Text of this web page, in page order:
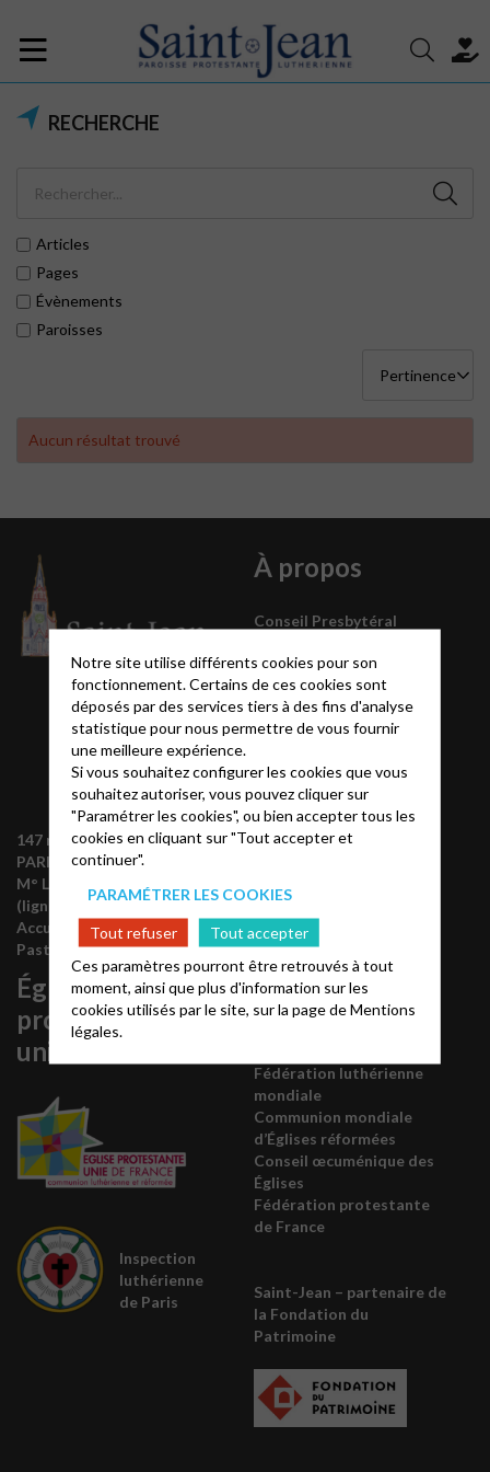
RECHERCHE
Articles
Pages
Évènements
Paroisses
Aucun résultat trouvé
147 rue de Grenelle 75007
PARIS
M° La Tour-Maubourg
(ligne 8)
Accueil :
01.47.05.85.66
Pasteur :06.86.45.78.31
À propos
Conseil Presbytéral
Église
protestante
unie
Inspection
luthérienne
de Paris
Organisations
sœurs
Fédération luthérienne
mondiale
Communion mondiale
d’Églises réformées
Conseil œcuménique des
Églises
Fédération protestante
de France
Saint-Jean – partenaire de
la Fondation du
Patrimoine
Notre site utilise différents cookies pour son
fonctionnement. Certains de ces cookies sont
déposés par des services tiers à des fins d'analyse
statistique pour nous permettre de vous fournir
une meilleure expérience.
Si vous souhaitez configurer les cookies que vous
souhaitez autoriser, vous pouvez cliquer sur
"Paramétrer les cookies", ou bien accepter tous les
cookies en cliquant sur "Tout accepter et
continuer".
PARAMÉTRER LES COOKIES
Tout refuser
Tout accepter
Ces paramètres pourront être retrouvés à tout
moment, ainsi que plus d'information sur les
cookies utilisés par le site, sur la page deMentions
légales.